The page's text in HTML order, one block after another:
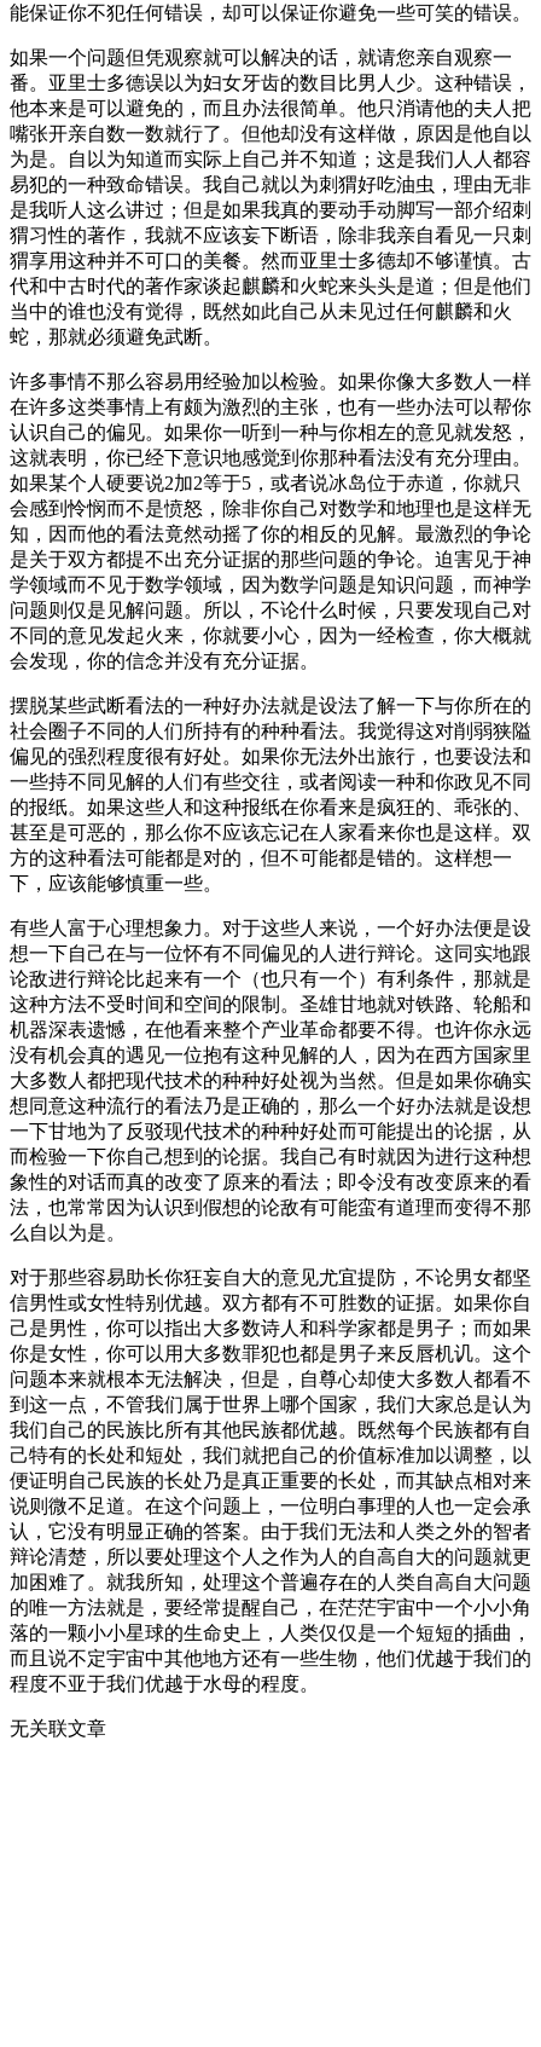
能保证你不犯任何错误，却可以保证你避免一些可笑的错误。
如果一个问题但凭观察就可以解决的话，就请您亲自观察一
番。亚里士多德误以为妇女牙齿的数目比男人少。这种错误，
他本来是可以避免的，而且办法很简单。他只消请他的夫人把
嘴张开亲自数一数就行了。但他却没有这样做，原因是他自以
为是。自以为知道而实际上自己并不知道；这是我们人人都容
易犯的一种致命错误。我自己就以为刺猬好吃油虫，理由无非
是我听人这么讲过；但是如果我真的要动手动脚写一部介绍刺
猬习性的著作，我就不应该妄下断语，除非我亲自看见一只刺
猬享用这种并不可口的美餐。然而亚里士多德却不够谨慎。古
代和中古时代的著作家谈起麒麟和火蛇来头头是道；但是他们
当中的谁也没有觉得，既然如此自己从未见过任何麒麟和火
蛇，那就必须避免武断。
许多事情不那么容易用经验加以检验。如果你像大多数人一样
在许多这类事情上有颇为激烈的主张，也有一些办法可以帮你
认识自己的偏见。如果你一听到一种与你相左的意见就发怒，
这就表明，你已经下意识地感觉到你那种看法没有充分理由。
如果某个人硬要说2加2等于5，或者说冰岛位于赤道，你就只
会感到怜悯而不是愤怒，除非你自己对数学和地理也是这样无
知，因而他的看法竟然动摇了你的相反的见解。最激烈的争论
是关于双方都提不出充分证据的那些问题的争论。迫害见于神
学领域而不见于数学领域，因为数学问题是知识问题，而神学
问题则仅是见解问题。所以，不论什么时候，只要发现自己对
不同的意见发起火来，你就要小心，因为一经检查，你大概就
会发现，你的信念并没有充分证据。
摆脱某些武断看法的一种好办法就是设法了解一下与你所在的
社会圈子不同的人们所持有的种种看法。我觉得这对削弱狭隘
偏见的强烈程度很有好处。如果你无法外出旅行，也要设法和
一些持不同见解的人们有些交往，或者阅读一种和你政见不同
的报纸。如果这些人和这种报纸在你看来是疯狂的、乖张的、
甚至是可恶的，那么你不应该忘记在人家看来你也是这样。双
方的这种看法可能都是对的，但不可能都是错的。这样想一
下，应该能够慎重一些。
有些人富于心理想象力。对于这些人来说，一个好办法便是设
想一下自己在与一位怀有不同偏见的人进行辩论。这同实地跟
论敌进行辩论比起来有一个（也只有一个）有利条件，那就是
这种方法不受时间和空间的限制。圣雄甘地就对铁路、轮船和
机器深表遗憾，在他看来整个产业革命都要不得。也许你永远
没有机会真的遇见一位抱有这种见解的人，因为在西方国家里
大多数人都把现代技术的种种好处视为当然。但是如果你确实
想同意这种流行的看法乃是正确的，那么一个好办法就是设想
一下甘地为了反驳现代技术的种种好处而可能提出的论据，从
而检验一下你自己想到的论据。我自己有时就因为进行这种想
象性的对话而真的改变了原来的看法；即令没有改变原来的看
法，也常常因为认识到假想的论敌有可能蛮有道理而变得不那
么自以为是。
对于那些容易助长你狂妄自大的意见尤宜提防，不论男女都坚
信男性或女性特别优越。双方都有不可胜数的证据。如果你自
己是男性，你可以指出大多数诗人和科学家都是男子；而如果
你是女性，你可以用大多数罪犯也都是男子来反唇机讥。这个
问题本来就根本无法解决，但是，自尊心却使大多数人都看不
到这一点，不管我们属于世界上哪个国家，我们大家总是认为
我们自己的民族比所有其他民族都优越。既然每个民族都有自
己特有的长处和短处，我们就把自己的价值标准加以调整，以
便证明自己民族的长处乃是真正重要的长处，而其缺点相对来
说则微不足道。在这个问题上，一位明白事理的人也一定会承
认，它没有明显正确的答案。由于我们无法和人类之外的智者
辩论清楚，所以要处理这个人之作为人的自高自大的问题就更
加困难了。就我所知，处理这个普遍存在的人类自高自大问题
的唯一方法就是，要经常提醒自己，在茫茫宇宙中一个小小角
落的一颗小小星球的生命史上，人类仅仅是一个短短的插曲，
而且说不定宇宙中其他地方还有一些生物，他们优越于我们的
程度不亚于我们优越于水母的程度。
无关联文章